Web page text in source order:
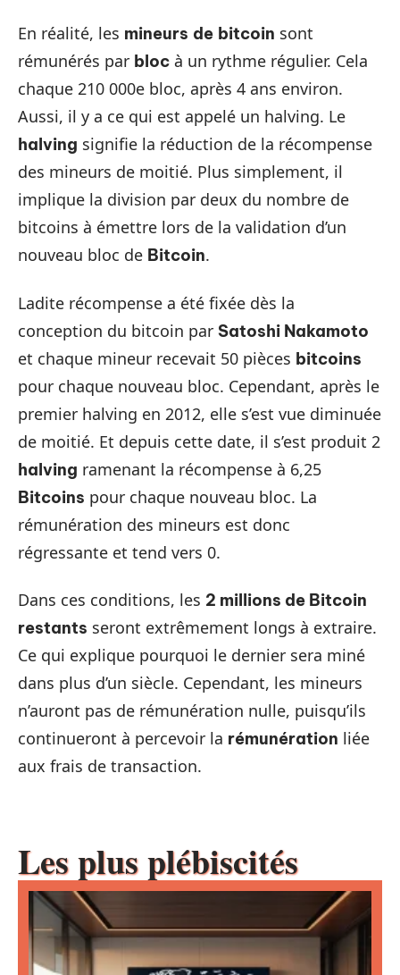
En réalité, les mineurs de bitcoin sont
rémunérés par bloc à un rythme régulier. Cela
chaque 210 000e bloc, après 4 ans environ.
Aussi, il y a ce qui est appelé un halving. Le
halving signifie la réduction de la récompense
des mineurs de moitié. Plus simplement, il
implique la division par deux du nombre de
bitcoins à émettre lors de la validation d’un
nouveau bloc de Bitcoin.
Ladite récompense a été fixée dès la
conception du bitcoin par Satoshi Nakamoto
et chaque mineur recevait 50 pièces bitcoins
pour chaque nouveau bloc. Cependant, après le
premier halving en 2012, elle s’est vue diminuée
de moitié. Et depuis cette date, il s’est produit 2
halving ramenant la récompense à 6,25
Bitcoins pour chaque nouveau bloc. La
rémunération des mineurs est donc
régressante et tend vers 0.
Dans ces conditions, les 2 millions de Bitcoin
restants seront extrêmement longs à extraire.
Ce qui explique pourquoi le dernier sera miné
dans plus d’un siècle. Cependant, les mineurs
n’auront pas de rémunération nulle, puisqu’ils
continueront à percevoir la rémunération liée
aux frais de transaction.
Les plus plébiscités